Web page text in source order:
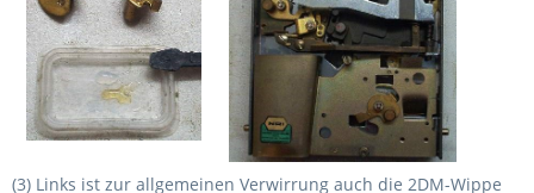
(3) Links ist zur allgemeinen Verwirrung auch die 2DM-Wippe